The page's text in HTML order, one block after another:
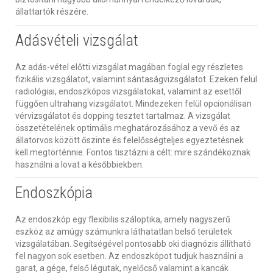
állattartók részére.
Adásvételi vizsgálat
Az adás-vétel előtti vizsgálat magában foglal egy részletes
fizikális vizsgálatot, valamint sántaságvizsgálatot. Ezeken felül
radiológiai, endoszkópos vizsgálatokat, valamint az esettől
függően ultrahang vizsgálatot. Mindezeken felül opcionálisan
vérvizsgálatot és dopping tesztet tartalmaz. A vizsgálat
összetételének optimális meghatározásához a vevő és az
állatorvos között őszinte és felelősségteljes egyeztetésnek
kell megtörténnie. Fontos tisztázni a célt: mire szándékoznak
használni a lovat a későbbiekben.
Endoszkópia
Az endoszkóp egy flexibilis száloptika, amely nagyszerű
eszköz az amúgy számunkra láthatatlan belső területek
vizsgálatában. Segítségével pontosabb oki diagnózis állítható
fel nagyon sok esetben. Az endoszkópot tudjuk használni a
garat, a gége, felső légutak, nyelőcső valamint a kancák